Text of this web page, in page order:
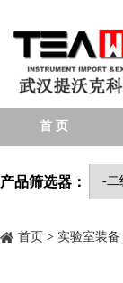
首 页
产品筛选器：
首页 > 实验室装备